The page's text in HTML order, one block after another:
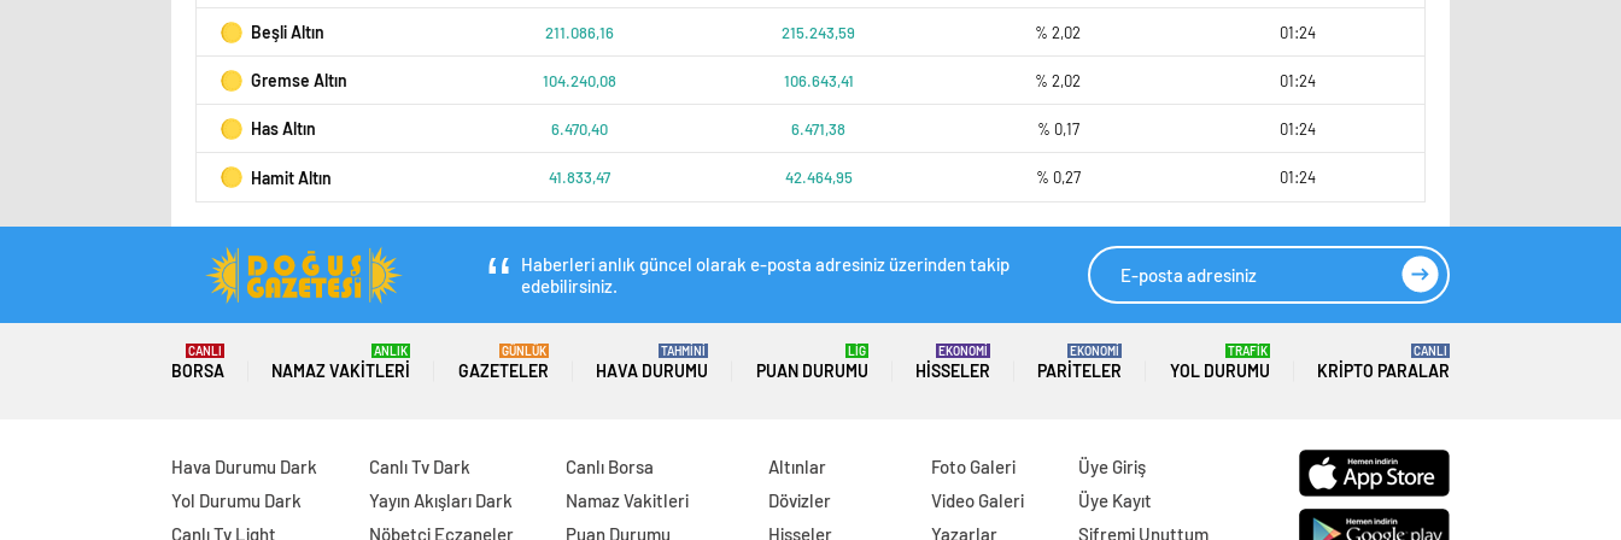
Beşli Altın 211.086,16 215.243,59 % 2,02 01:24
Gremse Altın 104.240,08 106.643,41 % 2,02 01:24
Has Altın 6.470,40 6.471,38 % 0,17 01:24
Hamit Altın 41.833,47 42.464,95 % 0,27 01:24
Haberleri anlık güncel olarak e-posta adresiniz üzerinden takip
edebilirsiniz.
BORSA
CANLI
NAMAZ VAKITLERI
ANLIK
GAZETELER
GÜNLÜK
HAVA DURUMU
TAHMİNİ
PUAN DURUMU
LİG
HISSELER
EKONOMİ
PARITELER
EKONOMİ
YOL DURUMU
TRAFİK
KRIPTO PARALAR
CANLI
Hava Durumu Dark
Yol Durumu Dark
Canlı Tv Light
Canlı Tv Dark
Yayın Akışları Dark
Nöbetçi Eczaneler
Canlı Borsa
Namaz Vakitleri
Puan Durumu
Altınlar
Dövizler
Hisseler
Foto Galeri
Video Galeri
Yazarlar
Üye Giriş
Üye Kayıt
Şifremi Unuttum